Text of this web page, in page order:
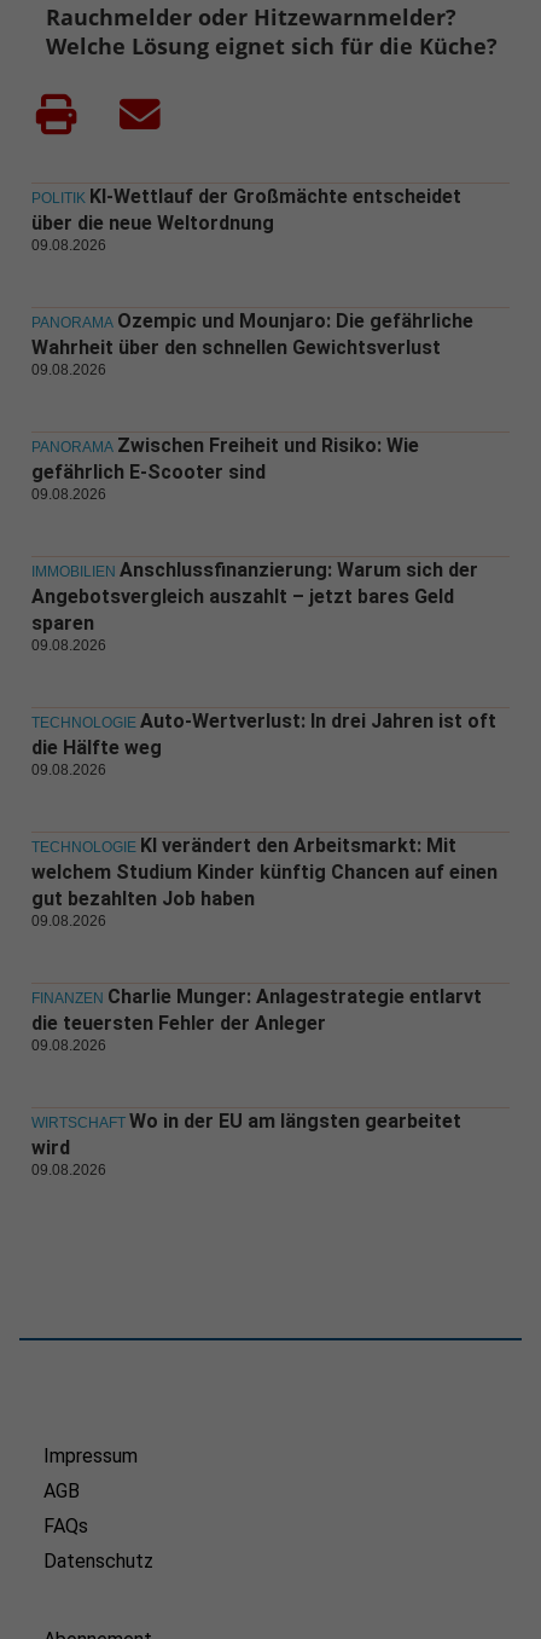
Rauchmelder oder Hitzewarnmelder?
Welche Lösung eignet sich für die Küche?
POLITIK KI-Wettlauf der Großmächte entscheidet
über die neue Weltordnung
09.08.2026
PANORAMA Ozempic und Mounjaro: Die gefährliche
Wahrheit über den schnellen Gewichtsverlust
09.08.2026
PANORAMA Zwischen Freiheit und Risiko: Wie
gefährlich E-Scooter sind
09.08.2026
IMMOBILIEN Anschlussfinanzierung: Warum sich der
Angebotsvergleich auszahlt – jetzt bares Geld
sparen
09.08.2026
TECHNOLOGIE Auto-Wertverlust: In drei Jahren ist oft
die Hälfte weg
09.08.2026
TECHNOLOGIE KI verändert den Arbeitsmarkt: Mit
welchem Studium Kinder künftig Chancen auf einen
gut bezahlten Job haben
09.08.2026
FINANZEN Charlie Munger: Anlagestrategie entlarvt
die teuersten Fehler der Anleger
09.08.2026
WIRTSCHAFT Wo in der EU am längsten gearbeitet
wird
09.08.2026
Impressum
AGB
FAQs
Datenschutz